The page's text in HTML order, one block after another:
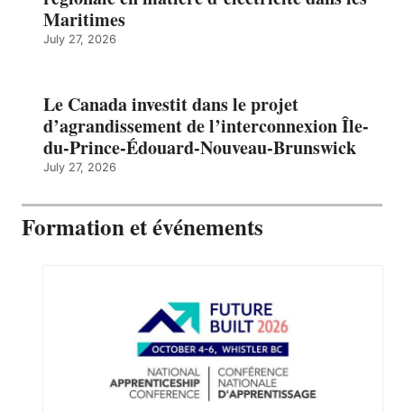
Maritimes
July 27, 2026
Le Canada investit dans le projet
d’agrandissement de l’interconnexion Île-
du-Prince-Édouard-Nouveau-Brunswick
July 27, 2026
Formation et événements